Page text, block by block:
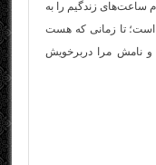
ساعت‌های زندگیم را به
است؛ تا زمانی که هست
نامش مرا دربرخویش